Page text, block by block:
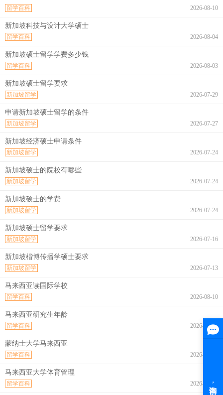
2026-08-10
留学百科
新加坡科技与设计大学硕士
2026-08-04
留学百科
新加坡硕士留学学费多少钱
2026-08-03
留学百科
新加坡硕士留学要求
2026-07-29
新加坡留学
申请新加坡硕士留学的条件
2026-07-27
新加坡留学
新加坡经济硕士申请条件
2026-07-24
新加坡留学
新加坡硕士的院校有哪些
2026-07-24
新加坡留学
新加坡硕士的学费
2026-07-24
新加坡留学
新加坡硕士留学要求
2026-07-16
新加坡留学
新加坡楷博传播学硕士要求
2026-07-13
新加坡留学
马来西亚读国际学校
2026-08-10
留学百科
马来西亚研究生年龄
2026-08-10
留学百科
蒙纳士大学马来西亚
2026-08-10
留学百科
马来西亚大学体育管理
2026-08-10
留学百科